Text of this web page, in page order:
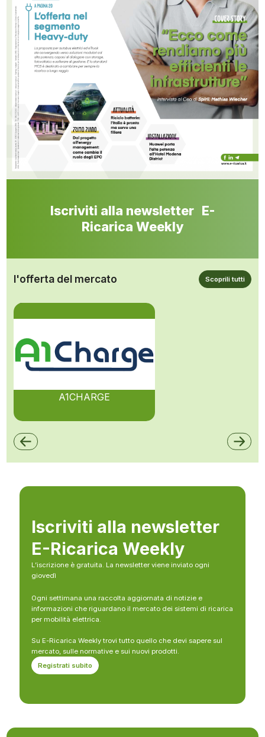
Iscriviti alla newsletter E-
Ricarica Weekly
l'offerta del mercato Scoprili tutti
A1CHARGE
Iscriviti alla newsletter
E-Ricarica Weekly
L’iscrizione è gratuita. La newsletter viene inviato ogni
giovedì
Ogni settimana una raccolta aggiornata di notizie e
informazioni che riguardano il mercato dei sistemi di ricarica
per mobilità elettrica.
Su E-Ricarica Weekly trovi tutto quello che devi sapere sul
mercato, sulle normative e sui nuovi prodotti.
Registrati subito